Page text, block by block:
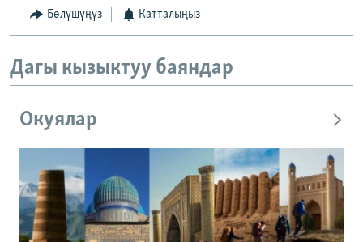
Бөлүшүңүз Катталыңыз
Дагы кызыктуу баяндар
Окуялар